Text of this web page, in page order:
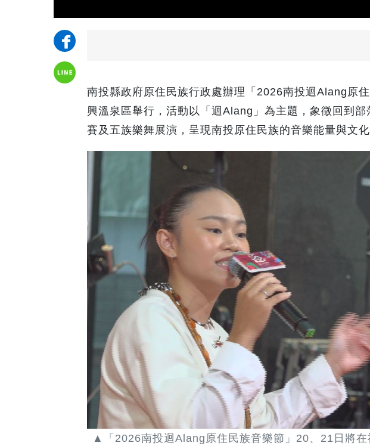
南投縣政府原住民族行政處辦理「2026南投迴Alang原
興溫泉區舉行，活動以「迴Alang」為主題，象徵回到
賽及五族樂舞展演，呈現南投原住民族的音樂能量與文化
▲「2026南投迴Alang原住民族音樂節」20、21日將